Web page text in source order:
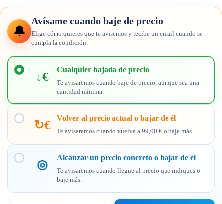
🔔
Avísame cuando baje de precio
Elige cómo quieres que te avisemos y recibe un email cuando se
cumpla la condición.
Elige
cuándo
quieres
aviso
↓€
Cualquier bajada de precio
Te avisaremos cuando baje de precio, aunque sea una
cantidad mínima.
↻€
Volver al precio actual o bajar de él
Te avisaremos cuando vuelva a 99,00 € o baje más.
◎
Alcanzar un precio concreto o bajar de él
Te avisaremos cuando llegue al precio que indiques o
baje más.